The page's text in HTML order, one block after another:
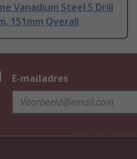
Vanadium Steel 5 Drill
151mm Overall
E-mailadres